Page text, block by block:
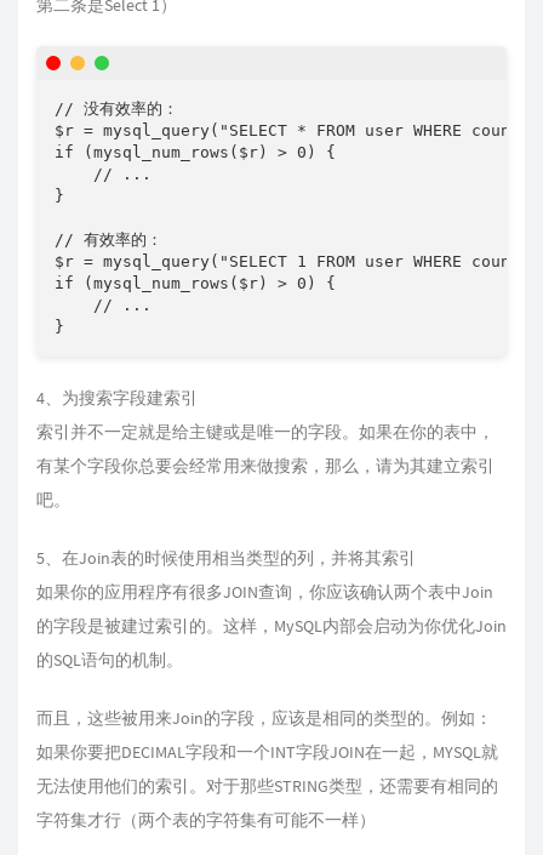
第二条是Select 1）
// 没有效率的：
$r = mysql_query("SELECT * FROM user WHERE
if (mysql_num_rows($r) > 0) {
    // ...
}
// 有效率的：
$r = mysql_query("SELECT 1 FROM user WHERE
if (mysql_num_rows($r) > 0) {
    // ...
}
4、为搜索字段建索引
索引并不一定就是给主键或是唯一的字段。如果在你的表中，
有某个字段你总要会经常用来做搜索，那么，请为其建立索引
吧。
5、在Join表的时候使用相当类型的列，并将其索引
如果你的应用程序有很多JOIN查询，你应该确认两个表中Join
的字段是被建过索引的。这样，MySQL内部会启动为你优化Join
的SQL语句的机制。
而且，这些被用来Join的字段，应该是相同的类型的。例如：
如果你要把DECIMAL字段和一个INT字段JOIN在一起，MYSQL就
无法使用他们的索引。对于那些STRING类型，还需要有相同的
字符集才行（两个表的字符集有可能不一样）